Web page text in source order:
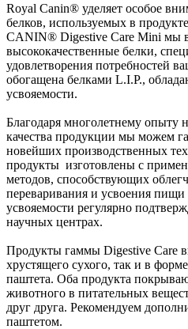
Royal Canin® уделяет особое
белков, используемых в
CANIN® Digestive Care Mini мы
высококачественные белки,
удовлетворения потребностей
обогащена белками L.I.P.,
усвояемости.
Благодаря многолетнему
качества продукции мы можем
новейших производственных
продукты изготовлены с
методов, способствующих
переваривания и усвоения
усвояемости регулярно
научных центрах.
Продукты гаммы Digestive Care
хрустящего сухого, так и в
паштета. Оба продукта
животного в питательных
друг друга. Рекомендуем
паштетом.